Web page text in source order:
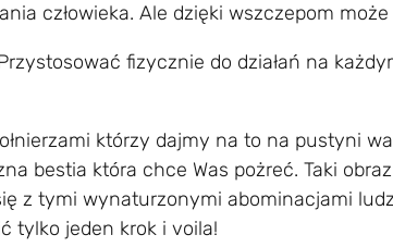
człowieka. Ale dzięki wszczepom
fizycznie do działań na
którzy dajmy na to na pustyni
bestia która chce Was pożreć. Taki
z tymi wynaturzonymi abominacjami
tylko jeden krok i voila!